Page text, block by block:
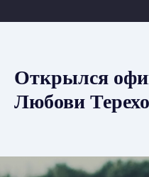
Открылся
Любови